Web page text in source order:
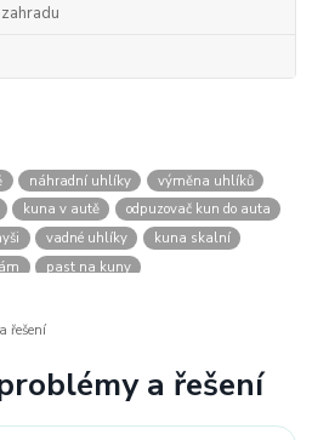
náhradní uhlíky
výměna uhlíků
kuna v autě
odpuzovač kun do auta
vadné uhlíky
kuna skalní
past na kuny
odpuzovač myší
se zbavit kuny
kuna ve střeše
řešení
a řešení